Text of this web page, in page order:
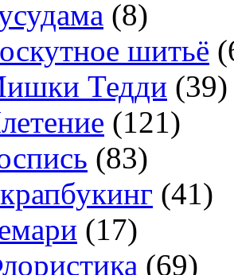
(8)
шитьё
Тедди (39)
(121)
(83)
(41)
(17)
(69)